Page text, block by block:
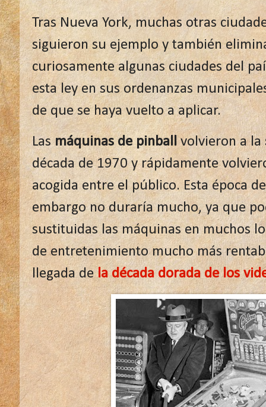
Tras Nueva York, muchas otras
siguieron su ejemplo y también
curiosamente algunas ciudades del
esta ley en sus ordenanzas
de que se haya vuelto a aplicar.
Lasmáquinas de pinballvolvieron a la
década de 1970 y rápidamente
acogida entre el público. Esta época
embargo no duraría mucho, ya que
sustituidas las máquinas en muchos
de entretenimiento mucho más
llegada dela década dorada de los